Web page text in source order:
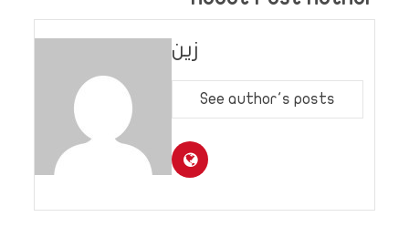
زين
See author's posts